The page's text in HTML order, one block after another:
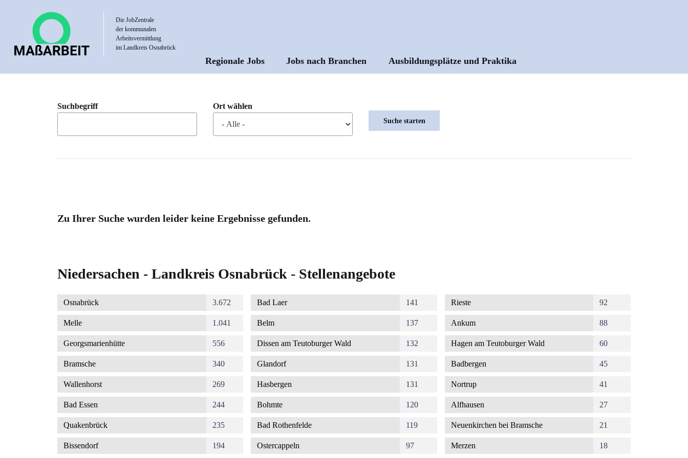
Die JobZentrale
der kommunalen
Arbeitsvermittlung
im Landkreis Osnabrück
Hauptnavigation
Regionale Jobs Jobs nach Branchen Ausbildungsplätze und Praktika
Suchbegriff Ort wählen
Zu Ihrer Suche wurden leider keine Ergebnisse gefunden.
Niedersachen - Landkreis Osnabrück - Stellenangebote
Osnabrück 3.672
Melle 1.041
Georgsmarienhütte 556
Bramsche 340
Wallenhorst 269
Bad Essen 244
Quakenbrück 235
Bissendorf 194
Bad Laer 141
Belm 137
Dissen am Teutoburger Wald 132
Glandorf 131
Hasbergen 131
Bohmte 120
Bad Rothenfelde 119
Ostercappeln 97
Rieste 92
Ankum 88
Hagen am Teutoburger Wald 60
Badbergen 45
Nortrup 41
Alfhausen 27
Neuenkirchen bei Bramsche 21
Merzen 18